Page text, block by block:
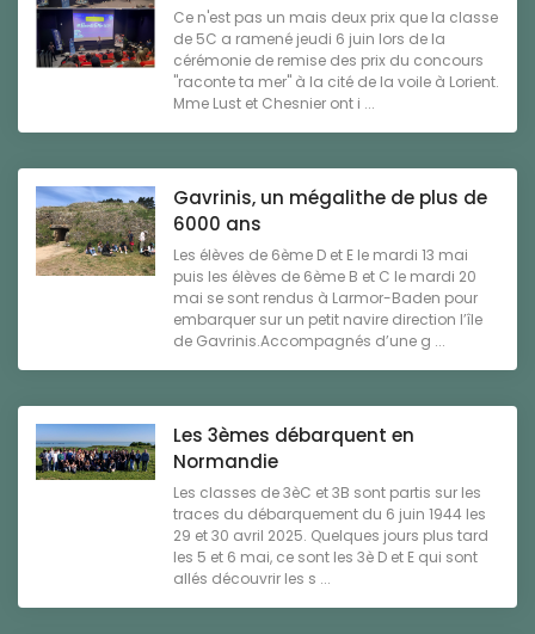
Ce n'est pas un mais deux prix que la classe
de 5C a ramené jeudi 6 juin lors de la
cérémonie de remise des prix du concours
"raconte ta mer" à la cité de la voile à Lorient.
Mme Lust et Chesnier ont i ...
Gavrinis, un mégalithe de plus de
6000 ans
Les élèves de 6ème D et E le mardi 13 mai
puis les élèves de 6ème B et C le mardi 20
mai se sont rendus à Larmor-Baden pour
embarquer sur un petit navire direction l’île
de Gavrinis.Accompagnés d’une g ...
Les 3èmes débarquent en
Normandie
Les classes de 3èC et 3B sont partis sur les
traces du débarquement du 6 juin 1944 les
29 et 30 avril 2025. Quelques jours plus tard
les 5 et 6 mai, ce sont les 3è D et E qui sont
allés découvrir les s ...